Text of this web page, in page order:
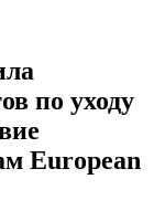
по уходу
European